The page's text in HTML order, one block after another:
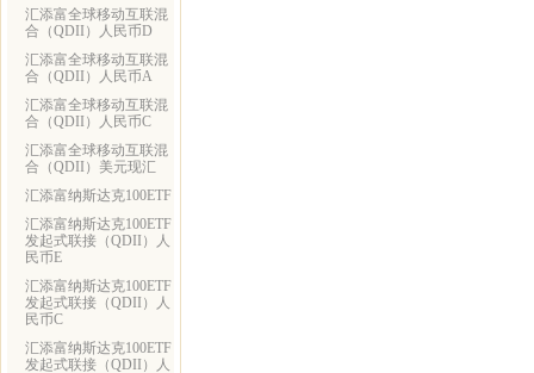
汇添富全球移动互联混
合（QDII）人民币D
汇添富全球移动互联混
合（QDII）人民币A
汇添富全球移动互联混
合（QDII）人民币C
汇添富全球移动互联混
合（QDII）美元现汇
汇添富纳斯达克100ETF
汇添富纳斯达克100ETF
发起式联接（QDII）人
民币E
汇添富纳斯达克100ETF
发起式联接（QDII）人
民币C
汇添富纳斯达克100ETF
发起式联接（QDII）人